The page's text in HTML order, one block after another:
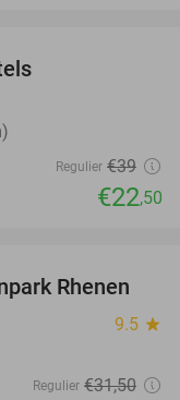
Regulier €39
€22,50
19%
Rhenen
9.5 star
Regulier €31,50